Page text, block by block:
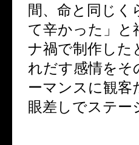
間、命と同じ
て辛かった」と
ナ禍で制作した
れだす感情をそ
ーマンスに観客
眼差しでステー